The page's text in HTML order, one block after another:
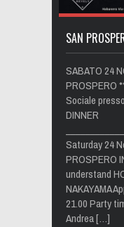
SAN
SABATO 24
PROSPERO
Sociale
DINNER
Saturday 24
PROSPERO
understand
NAKAYAMA
21.00 Party
Andrea […]